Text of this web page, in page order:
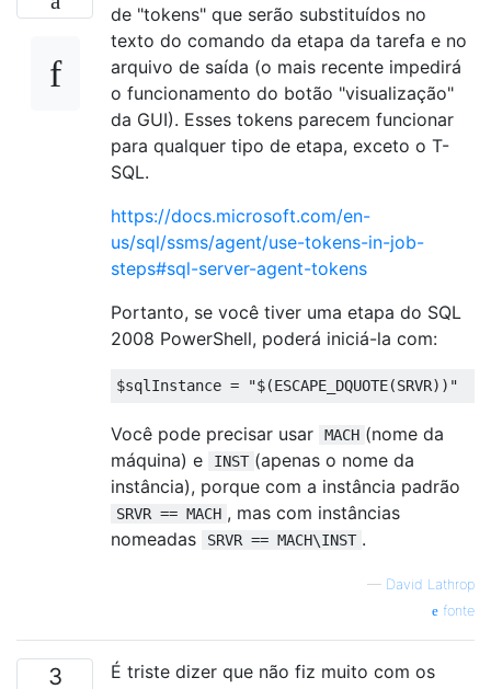
de "tokens" que serão substituídos no
texto do comando da etapa da tarefa e no
arquivo de saída (o mais recente impedirá
o funcionamento do botão "visualização"
da GUI). Esses tokens parecem funcionar
para qualquer tipo de etapa, exceto o T-
SQL.
https://docs.microsoft.com/en-
us/sql/ssms/agent/use-tokens-in-job-
steps#sql-server-agent-tokens
Portanto, se você tiver uma etapa do SQL
2008 PowerShell, poderá iniciá-la com:
$sqlInstance = "$(ESCAPE_DQUOTE(SRVR))"
Você pode precisar usar MACH (nome da
máquina) e
INST (apenas o nome da
instância), porque com a instância padrão
SRVR == MACH , mas com instâncias
nomeadas
SRVR == MACH\INST .
— David Lathrop
fonte
3
É triste dizer que não fiz muito com os